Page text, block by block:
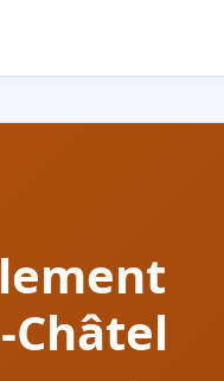
Châtel